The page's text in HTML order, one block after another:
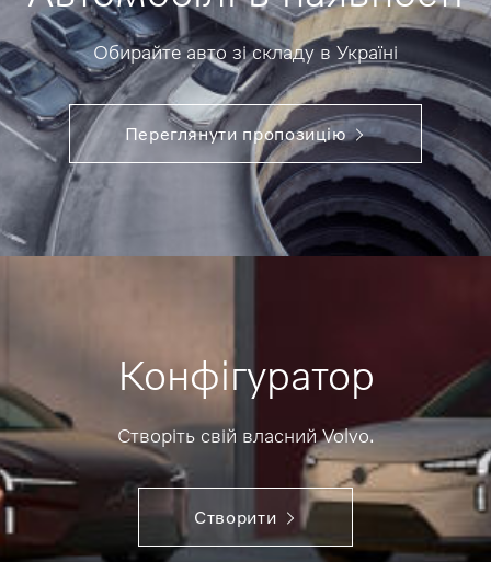
Обирайте авто зі складу в Україні
Переглянути пропозицію
Конфігуратор
Створіть свій власний Volvo.
Створити